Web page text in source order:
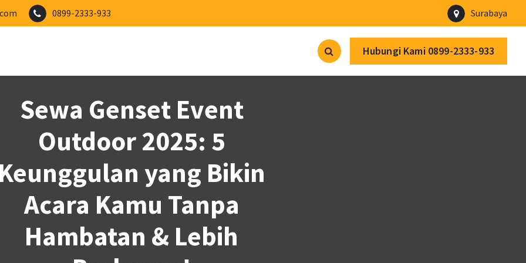
0899-2333-933 Surabaya
Hubungi Kami 0899-2333-933
Sewa Genset Event
Outdoor 2025: 5
Keunggulan yang Bikin
Acara Kamu Tanpa
Hambatan & Lebih